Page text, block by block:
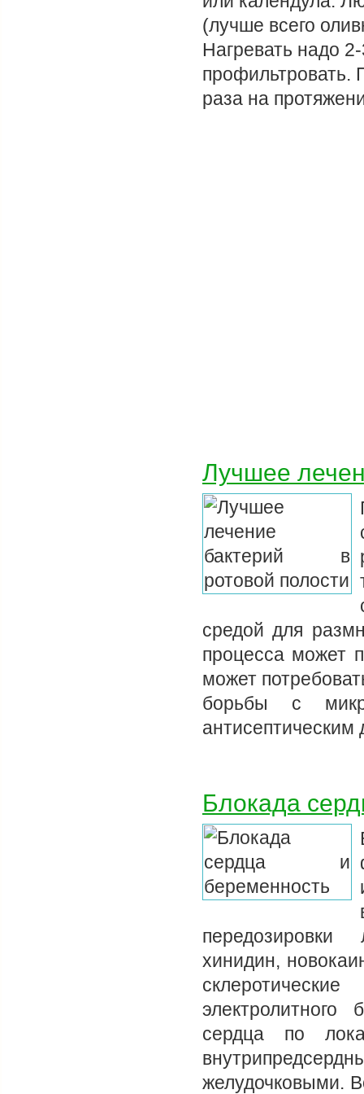
(лучше всего
Нагревать надо
профильтровать.
раза на
Лучшее
средой для
процесса может
может
борьбы с
Блокада
передозировки
хинидин,
сердца по
желудочковыми.